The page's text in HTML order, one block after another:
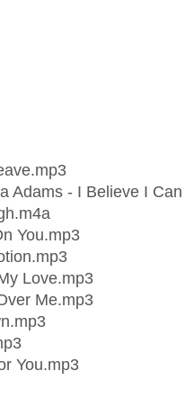
Adams - I Believe I
You.mp3
Love.mp3
Me.mp3
You.mp3